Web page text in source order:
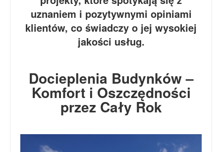
uznaniem i pozytywnymi opiniami
klientów, co świadczy o jej wysokiej
jakości usług.
Docieplenia Budynków –
Komfort i Oszczędności
przez Cały Rok